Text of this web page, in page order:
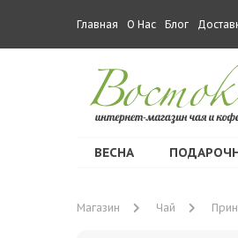
Главная О Нас Блог
ВЕСНА
Магазин Чай